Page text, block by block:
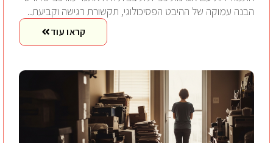
הבנה עמוקה של ההיבט הפסיכולוגי, תקשורת רגישה וקביעת..
קראו עוד